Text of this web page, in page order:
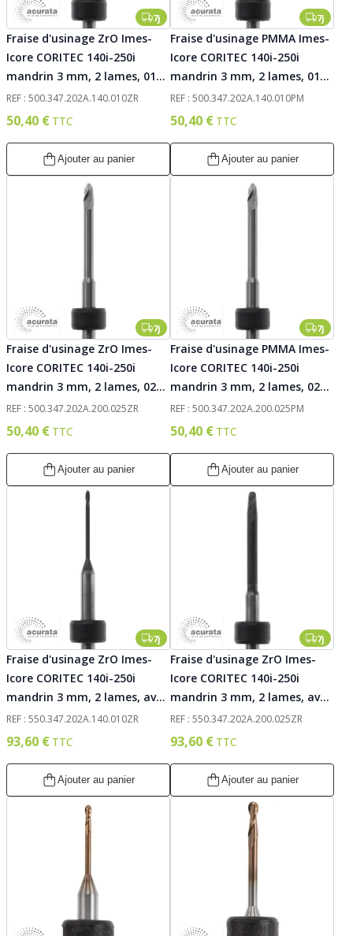
7j
Fraise d'usinage ZrO Imes-
Icore CORITEC 140i-250i
mandrin 3 mm, 2 lames, 010.
Acurata
REF : 500.347.202A.140.010ZR
50,40 €
Ajouter au panier
7j
Fraise d'usinage PMMA Imes-
Icore CORITEC 140i-250i
mandrin 3 mm, 2 lames, 010.
Acurata
REF : 500.347.202A.140.010PM
50,40 €
Ajouter au panier
7j
Fraise d'usinage ZrO Imes-
Icore CORITEC 140i-250i
mandrin 3 mm, 2 lames, 025.
Acurata
REF : 500.347.202A.200.025ZR
50,40 €
Ajouter au panier
7j
Fraise d'usinage PMMA Imes-
Icore CORITEC 140i-250i
mandrin 3 mm, 2 lames, 025.
Acurata
REF : 500.347.202A.200.025PM
50,40 €
Ajouter au panier
7j
Fraise d'usinage ZrO Imes-
Icore CORITEC 140i-250i
mandrin 3 mm, 2 lames, avec
traitement AC-Kristall, 010.
Acurata
REF : 550.347.202A.140.010ZR
93,60 €
Ajouter au panier
7j
Fraise d'usinage ZrO Imes-
Icore CORITEC 140i-250i
mandrin 3 mm, 2 lames, avec
traitement AC-Kristall, 025.
Acurata
REF : 550.347.202A.200.025ZR
93,60 €
Ajouter au panier